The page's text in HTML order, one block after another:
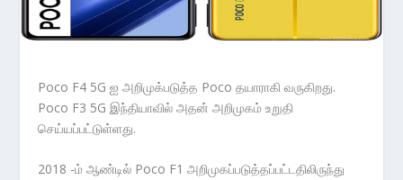
Poco F4 5G ஐ அறிமுக்படுத்த Poco தயாராகி வருகிறது.
Poco F3 5G இந்தியாவில் அதன் அறிமுகம் உறுதி
செய்யப்பட்டுள்ளது.
2018 -ம் ஆண்டில் Poco F1 அறிமுகப்படுத்தப்பட்டதிலிருந்து